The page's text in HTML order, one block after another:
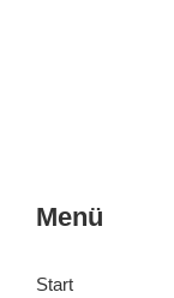
Menü
Start